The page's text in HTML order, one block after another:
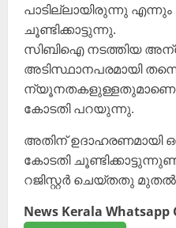
പാടില്ലായിരുന്നു
ചൂണ്ടിക്കാട്ടുന്നു.
സിബിഐ നടത്തിയ
അടിസ്ഥാനപരമായി
കോടതി പറയുന്നു.
അതിന് ഉദാഹരണമായി
കോടതി
റജിസ്റ്റർ ചെയ്തതു
News Kerala